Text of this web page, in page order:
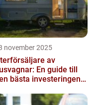
november 2025
av
En guide till
bästa investeringen